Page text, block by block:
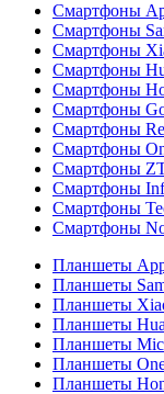
Смартфоны
Смартфоны
Смартфоны
Смартфоны
Смартфоны
Смартфоны
Смартфоны
Смартфоны
Смартфоны
Смартфоны
Смартфоны
Смартфоны
Планшеты
Планшеты
Планшеты
Планшеты
Планшеты
Планшеты
Планшеты